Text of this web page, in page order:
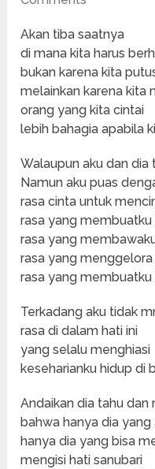
Akan tiba saatnya
di mana kita harus
bukan karena kita
melainkan karena kita
orang yang kita cintai
lebih bahagia apabila
Walaupun aku dan dia
Namun aku puas
rasa cinta untuk
rasa yang membuatku
rasa yang
rasa yang
rasa yang
Terkadang aku tidak
rasa di dalam hati ini
yang selalu menghiasi
keseharianku hidup di
Andaikan dia tahu
bahwa hanya dia yang
hanya dia yang bisa
mengisi hati sanubari